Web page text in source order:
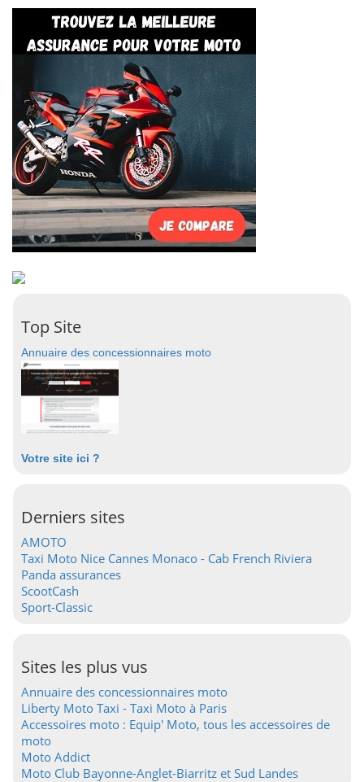
Top Site
Annuaire des concessionnaires moto
Votre site ici ?
Derniers sites
AMOTO
Taxi Moto Nice Cannes Monaco - Cab French Riviera
Panda assurances
ScootCash
Sport-Classic
Sites les plus vus
Annuaire des concessionnaires moto
Liberty Moto Taxi - Taxi Moto à Paris
Accessoires moto : Equip' Moto, tous les accessoires de
moto
Moto Addict
Moto Club Bayonne-Anglet-Biarritz et Sud Landes